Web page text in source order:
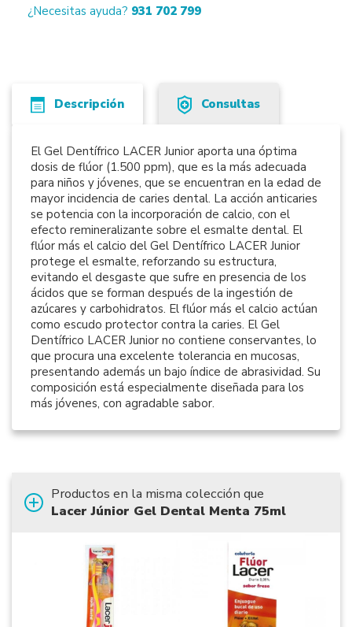
¿Necesitas ayuda? 931 702 799
Descripción Consultas
El Gel Dentífrico LACER Junior aporta una óptima
dosis de flúor (1.500 ppm), que es la más adecuada
para niños y jóvenes, que se encuentran en la edad de
mayor incidencia de caries dental. La acción anticaries
se potencia con la incorporación de calcio, con el
efecto remineralizante sobre el esmalte dental. El
flúor más el calcio del Gel Dentífrico LACER Junior
protege el esmalte, reforzando su estructura,
evitando el desgaste que sufre en presencia de los
ácidos que se forman después de la ingestión de
azúcares y carbohidratos. El flúor más el calcio actúan
como escudo protector contra la caries. El Gel
Dentífrico LACER Junior no contiene conservantes, lo
que procura una excelente tolerancia en mucosas,
presentando además un bajo índice de abrasividad. Su
composición está especialmente diseñada para los
más jóvenes, con agradable sabor.
Productos en la misma colección que
Lacer Júnior Gel Dental Menta 75ml